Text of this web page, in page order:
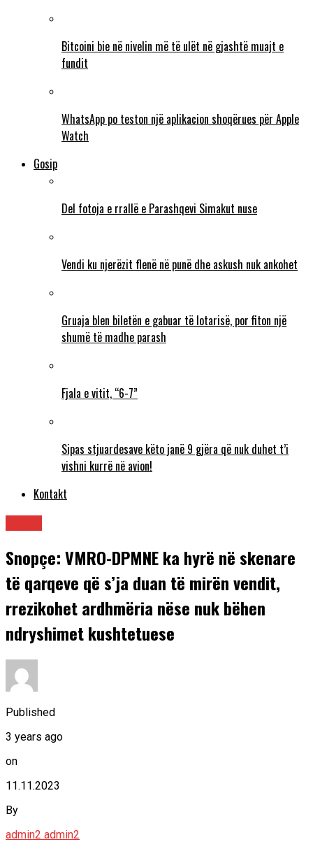
Bitcoini bie në nivelin më të ulët në gjashtë muajt e
fundit
WhatsApp po teston një aplikacion shoqërues për Apple
Watch
Gosip
Del fotoja e rrallë e Parashqevi Simakut nuse
Vendi ku njerëzit flenë në punë dhe askush nuk ankohet
Gruaja blen biletën e gabuar të lotarisë, por fiton një
shumë të madhe parash
Fjala e vitit, “6-7”
Sipas stjuardesave këto janë 9 gjëra që nuk duhet t’i
vishni kurrë në avion!
Kontakt
Snopçe: VMRO-DPMNE ka hyrë në skenare
të qarqeve që s’ja duan të mirën vendit,
rrezikohet ardhmëria nëse nuk bëhen
ndryshimet kushtetuese
Published
3 years ago
on
11.11.2023
By
admin2 admin2